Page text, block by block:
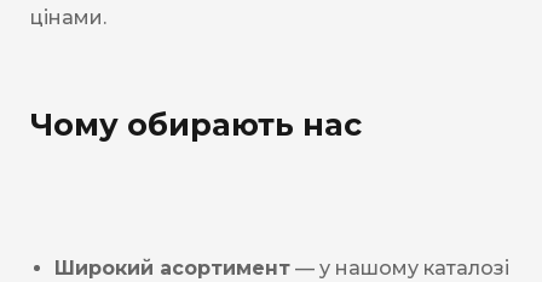
цінами.
Чому обирають нас
Широкий асортимент — у нашому каталозі